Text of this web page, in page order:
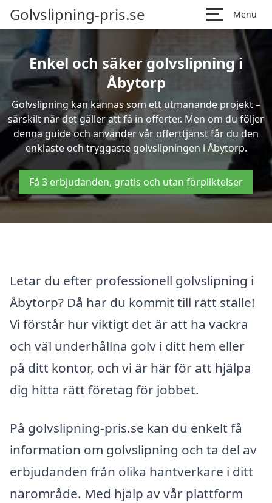
Golvslipning-pris.se Menu
Enkel och säker golvslipning i
Åbytorp
Golvslipning kan kännas som ett utmanande projekt –
särskilt när det gäller att få in offerter. Men om du följer
denna guide och använder vår offerttjänst får du den
enklaste och tryggaste golvslipningen i Åbytorp.
Få 3 erbjudanden, gratis och utan förpliktelser
Letar du efter professionell golvslipning i
Åbytorp? Då har du kommit till rätt ställe!
Vi förstår hur viktigt det är att ha vackra
och väl underhållna golv i ditt hem eller
på ditt kontor, och vi är här för att hjälpa
dig hitta rätt företag för jobbet.
På golvslipning-pris.se kan du enkelt få
information om golvslipning och ta del av
erbjudanden från olika hantverkare i ditt
närområde. Med hjälp av vår plattform